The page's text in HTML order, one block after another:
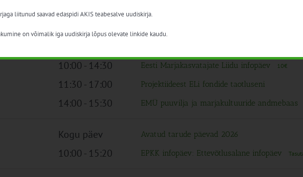
00:00 alates
10:00- 14:30 Eesti Marjakasvatajate Liidu infopäev 10€
11:30- 17:00 Projektiideest ELi fondide taotluseni
14:00- 15:30 EMÜ puuvilja ja marjakultuuride andmebaas
Kogu päev Avatud tarude päevad 2026
10:00- 15:20 EPKK infopäev: Ettevõtlusalane infopäev
liitunud saavad edaspidi AKIS teabesalve uudiskirja.
on võimalik iga uudiskirja lõpus olevate linkide kaudu.